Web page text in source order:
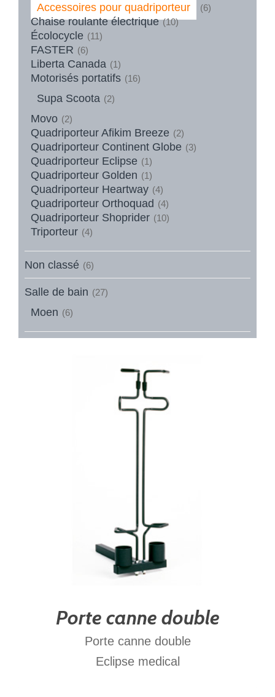
Accessoires pour quadriporteur (6)
Chaise roulante électrique (10)
Écolocycle (11)
FASTER (6)
Liberta Canada (1)
Motorisés portatifs (16)
Supa Scoota (2)
Movo (2)
Quadriporteur Afikim Breeze (2)
Quadriporteur Continent Globe (3)
Quadriporteur Eclipse (1)
Quadriporteur Golden (1)
Quadriporteur Heartway (4)
Quadriporteur Orthoquad (4)
Quadriporteur Shoprider (10)
Triporteur (4)
Non classé (6)
Salle de bain (27)
Moen (6)
Porte canne double
Porte canne double
Eclipse medical